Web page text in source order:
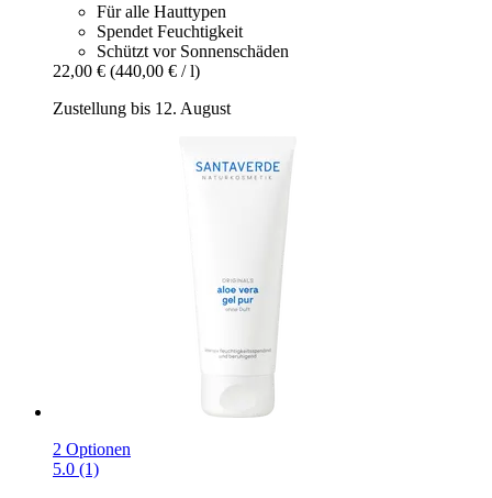
Für alle Hauttypen
Spendet Feuchtigkeit
Schützt vor Sonnenschäden
22,00 € (440,00 € / l)
Zustellung bis 12. August
2 Optionen
5.0 (1)